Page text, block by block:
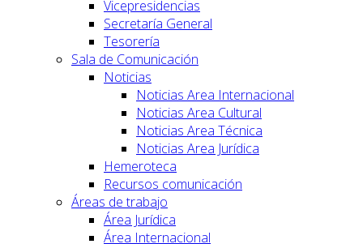
Vicepresidencias
Secretaría General
Tesorería
Sala de Comunicación
Noticias
Noticias Area Internacional
Noticias Area Cultural
Noticias Area Técnica
Noticias Area Jurídica
Hemeroteca
Recursos comunicación
Áreas de trabajo
Área Jurídica
Área Internacional